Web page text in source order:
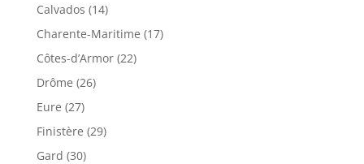
Calvados (14)
Charente-Maritime (17)
Côtes-d’Armor (22)
Drôme (26)
Eure (27)
Finistère (29)
Gard (30)